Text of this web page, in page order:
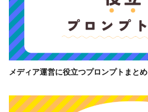
メディア運営に役立つプロンプトまとめ